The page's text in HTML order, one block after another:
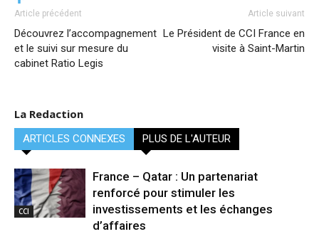
Article précédent
Découvrez l’accompagnement
et le suivi sur mesure du
cabinet Ratio Legis
Article suivant
Le Président de CCI France en
visite à Saint-Martin
La Redaction
ARTICLES CONNEXES PLUS DE L'AUTEUR
CCI
France – Qatar : Un partenariat
renforcé pour stimuler les
investissements et les échanges
d’affaires